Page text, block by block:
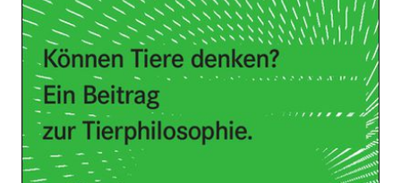
Können Tiere denken?
Zur Wunschliste hinzufügen
Ein Beitrag zur Tierphilosophie
Von Reinhard Brandt